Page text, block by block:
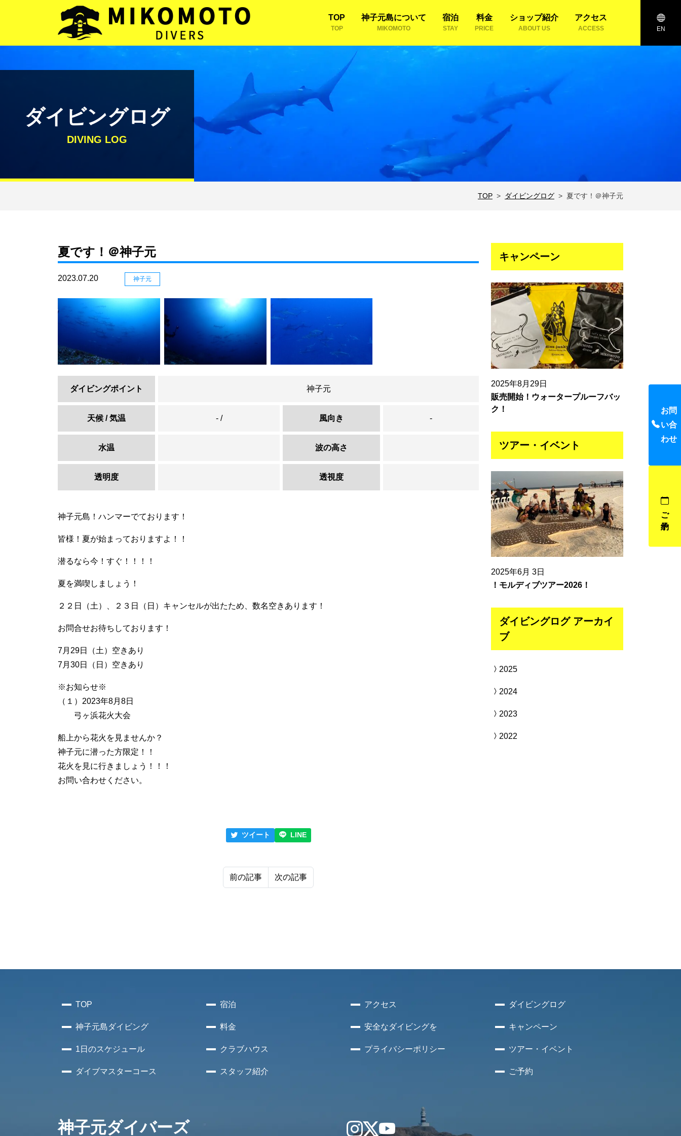
メインナビゲーション EN
TOP
TOP
神子元島について
MIKOMOTO
宿泊
STAY
料金
PRICE
ショップ紹介
ABOUT US
アクセス
ACCESS
ダイビングログ
DIVING LOG
TOP ダイビングログ 夏です！＠神子元
夏です！＠神子元
2023.07.20 神子元
ダイビングポイント 神子元
天候 / 気温 - / 風向き -
水温 波の高さ
透明度 透視度
神子元島！ハンマーでております！
皆様！夏が始まっておりますよ！！
潜るなら今！すぐ！！！！
夏を満喫しましょう！
２２日（土）、２３日（日）キャンセルが出たため、数名空きあります！
お問合せお待ちしております！
7月29日（土）空きあり
7月30日（日）空きあり
※お知らせ※
（１）2023年8月8日
弓ヶ浜花火大会
船上から花火を見ませんか？
神子元に潜った方限定！！
花火を見に行きましょう！！！
お問い合わせください。
ツイート LINE
前の記事 次の記事
キャンペーン
2025年8月29日
販売開始！ウォータープルーフバッ
ク！
ツアー・イベント
2025年6月 3日
！モルディブツアー2026！
ダイビングログ アーカイ
ブ
2025
2024
2023
2022
お問
い合
わせ
ご予約
TOP
神子元島ダイビング
1日のスケジュール
ダイブマスターコース
宿泊
料金
クラブハウス
スタッフ紹介
アクセス
安全なダイビングを
プライバシーポリシー
ダイビングログ
キャンペーン
ツアー・イベント
ご予約
神子元ダイバーズ Instagram
X YouTube